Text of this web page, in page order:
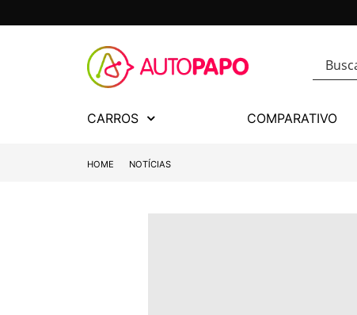
CARROS COMPARATIVO
HOME NOTÍCIAS